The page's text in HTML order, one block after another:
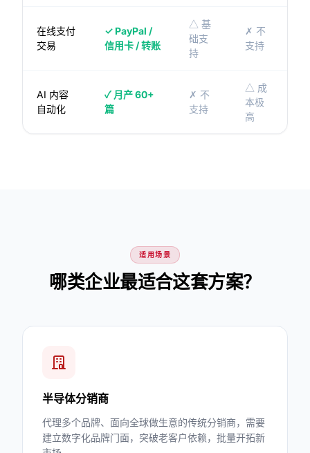
在线支付
交易
✓ PayPal /
信用卡 / 转账
△ 基
础支
持
✗ 不
支持
AI 内容
自动化
✓ 月产 60+
篇
✗ 不
支持
△ 成
本极
高
适用场景
哪类企业最适合这套方案？
半导体分销商
代理多个品牌、面向全球做生意的传统分销商，需要
建立数字化品牌门面，突破老客户依赖，批量开拓新